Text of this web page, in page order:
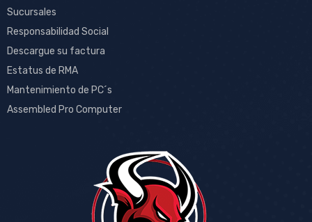
Sucursales
Responsabilidad Social
Descargue su factura
Estatus de RMA
Mantenimiento de PC´s
Assembled Pro Computer